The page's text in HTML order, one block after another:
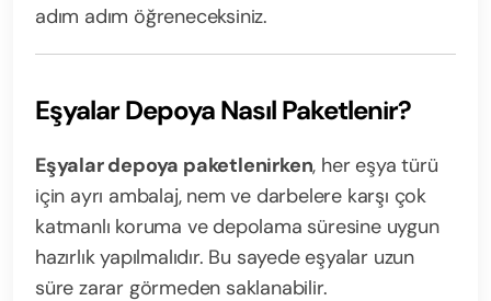
adım adım öğreneceksiniz.
Eşyalar Depoya Nasıl Paketlenir?
Eşyalar depoya paketlenirken, her eşya türü
için ayrı ambalaj, nem ve darbelere karşı çok
katmanlı koruma ve depolama süresine uygun
hazırlık yapılmalıdır. Bu sayede eşyalar uzun
süre zarar görmeden saklanabilir.